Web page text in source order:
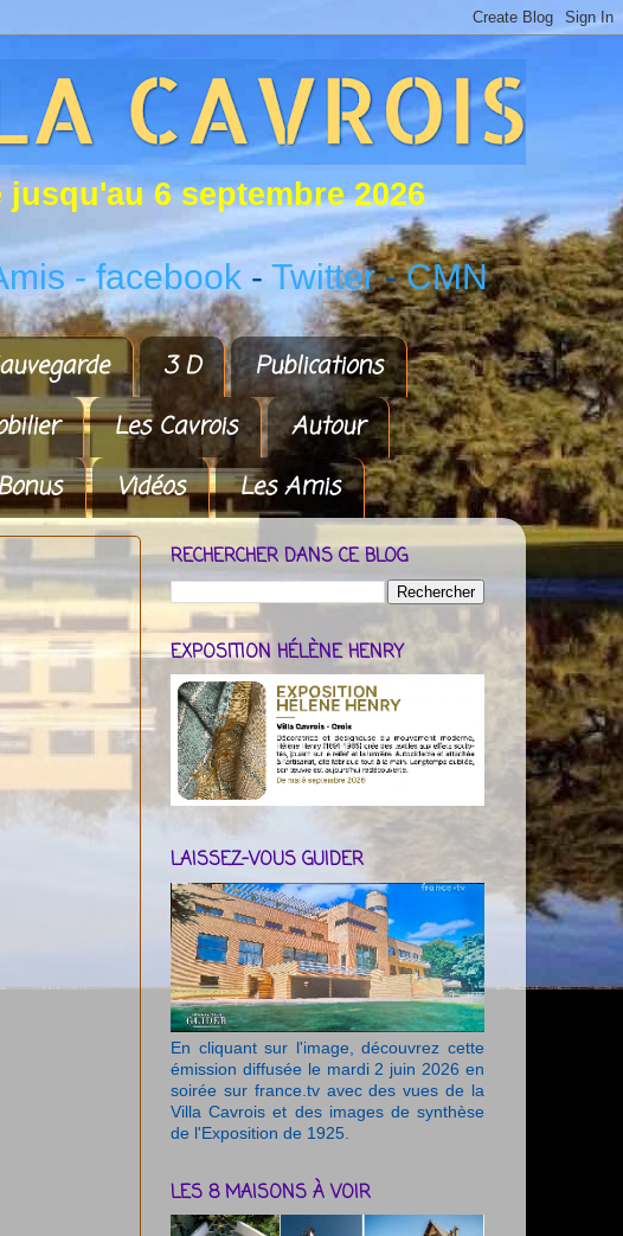
jusqu'au 6 septembre 2026
- facebook - Twitter -CMN
3 D
Publications
Les Cavrois
Autour
Vidéos Les Amis
RECHERCHER DANS CE BLOG
EXPOSITION HÉLÈNE HENRY
LAISSEZ-VOUS GUIDER
En cliquant sur l'image, découvrez cette
émission diffusée le mardi 2 juin 2026 en
soirée sur france.tv avec des vues de la
Villa Cavrois et des images de synthèse
de l'Exposition de 1925.
LES 8 MAISONS À VOIR